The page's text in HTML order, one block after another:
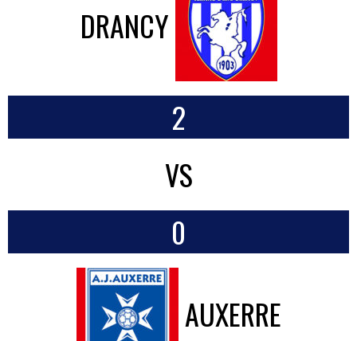
DRANCY
2
VS
0
AUXERRE